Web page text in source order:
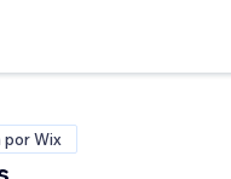
por Wix